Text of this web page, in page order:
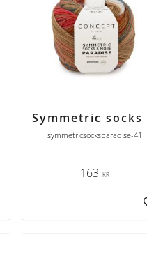
till i favoriter
symmetricsocksparadise-41
163 KR